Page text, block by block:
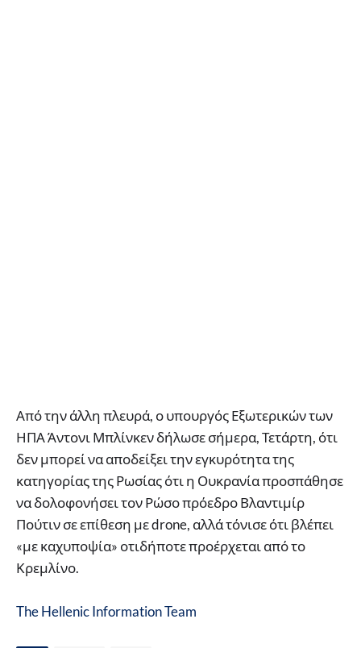
Από την άλλη πλευρά, ο υπουργός Εξωτερικών των
ΗΠΑ Άντονι Μπλίνκεν δήλωσε σήμερα, Τετάρτη, ότι
δεν μπορεί να αποδείξει την εγκυρότητα της
κατηγορίας της Ρωσίας ότι η Ουκρανία προσπάθησε
να δολοφονήσει τον Ρώσο πρόεδρο Βλαντιμίρ
Πούτιν σε επίθεση με drone, αλλά τόνισε ότι βλέπει
«με καχυποψία» οτιδήποτε προέρχεται από το
Κρεμλίνο.
The Hellenic Information Team